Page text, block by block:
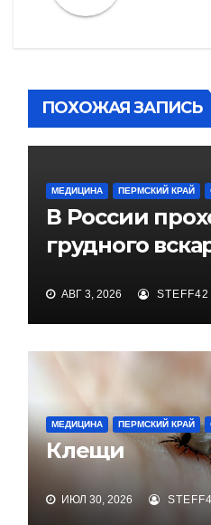
ПОХОЖАЯ ЗАПИСЬ
МЕДИЦИНА ПЕРМСКИЙ КРАЙ
В России
грудного
АВГ 3, 2026 STEFF42
МЕДИЦИНА ПЕРМСКИЙ КРАЙ
Клещи
ИЮЛ 30, 2026